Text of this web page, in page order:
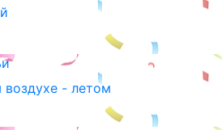
- летом